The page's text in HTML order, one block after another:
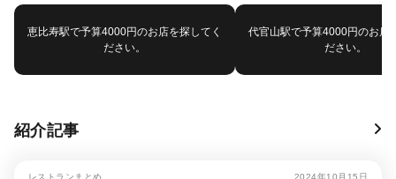
恵比寿駅で予算4000円のお店を探してく
ださい。
代官山駅で予算4000円のお店
ださい。
紹介記事
レストランまとめ 2024年10月15日